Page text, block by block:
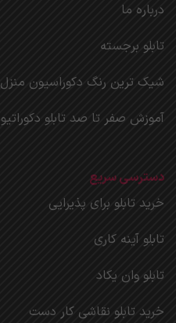
درباره ما
تابلو برجسته
شیک ترین رنگ دکوراسیون منزل
آموزش صفر تا صد تابلو دکوراتیو
دسترسی سریع
خرید تابلو برای پذیرایی
تابلو آینه کاری
تابلو وان یکاد
خرید تابلو نقاشی کار دست